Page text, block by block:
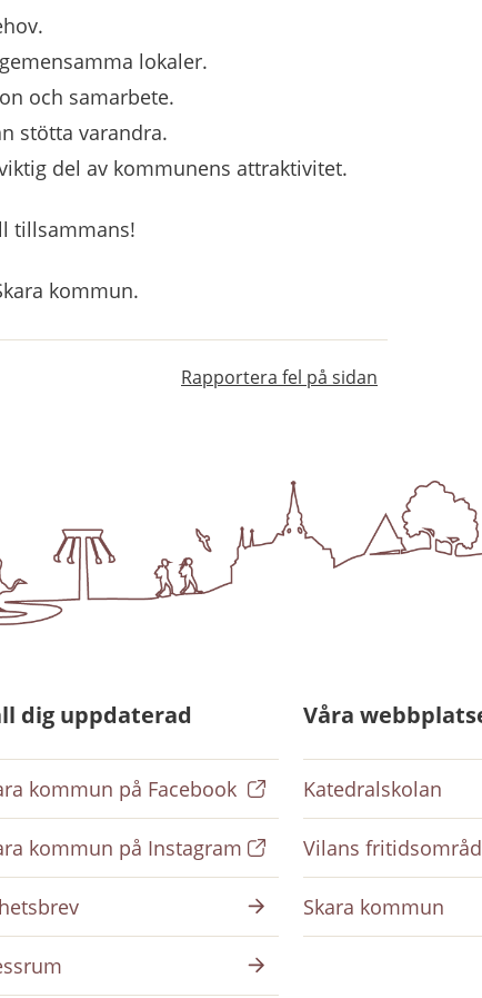
lokaler.
och samarbete.
stötta varandra.
del av kommunens attraktivitet.
tillsammans!
kommun.
Rapportera fel på sidan
dig uppdaterad
kommun på Facebook
kommun på Instagram
Våra
Katedralskolan
Vilans
Skara kommun